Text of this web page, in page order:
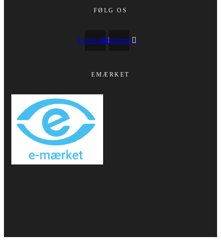
FØLG OS
FacebookInstagram
EMÆRKET